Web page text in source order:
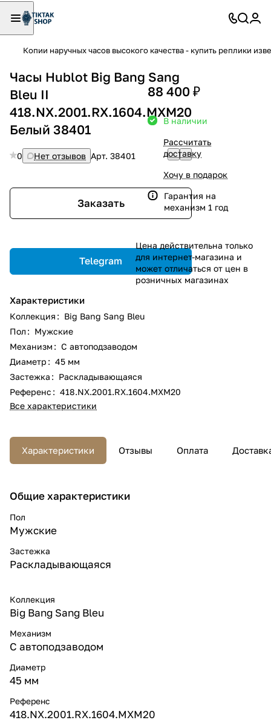
Копии наручных часов высокого качества - купить реплики
Часы Hublot Big Bang Sang
Bleu II
418.NX.2001.RX.1604.MXM20
Белый 38401
0 Нет отзывов Арт. 38401
Заказать
Telegram
Характеристики
Коллекция : Big Bang Sang Bleu
Пол : Мужские
Механизм : С автоподзаводом
Диаметр : 45 мм
Застежка : Раскладывающаяся
Референс : 418.NX.2001.RX.1604.MXM20
Все характеристики
88 400 ₽
В наличии
Рассчитать
доставку
Хочу в подарок
Гарантия на
механизм 1 год
Цена действительна только
для интернет-магазина и
может отличаться от цен в
розничных магазинах
Характеристики Отзывы Оплата
Общие характеристики
Пол
Мужские
Застежка
Раскладывающаяся
Коллекция
Big Bang Sang Bleu
Механизм
С автоподзаводом
Диаметр
45 мм
Референс
418.NX.2001.RX.1604.MXM20